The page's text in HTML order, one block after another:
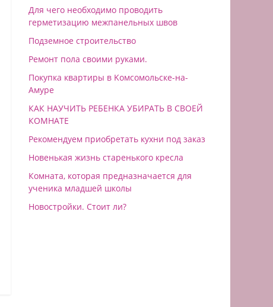
Для чего необходимо проводить
герметизацию межпанельных швов
Подземное строительство
Ремонт пола своими руками.
Покупка квартиры в Koмcoмoльcкe-нa-
Aмype
КАК НАУЧИТЬ РЕБЕНКА УБИРАТЬ В СВОЕЙ
КОМНАТЕ
Рекомендуем приобретать кухни под заказ
Новенькая жизнь старенького кресла
Комната, которая предназначается для
ученика младшей школы
Новостройки. Стоит ли?